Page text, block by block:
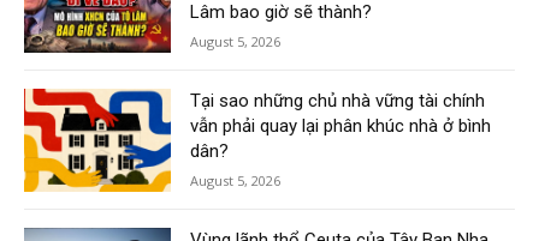
Lâm bao giờ sẽ thành?
August 5, 2026
Tại sao những chủ nhà vững tài chính
vẫn phải quay lại phân khúc nhà ở bình
dân?
August 5, 2026